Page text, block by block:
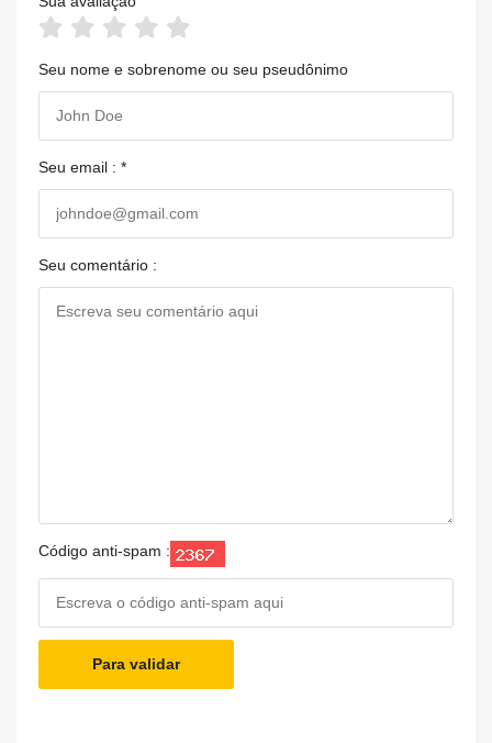
Seu nome e sobrenome ou seu pseudônimo
Seu email : *
Seu comentário :
Código anti-spam :
Para validar